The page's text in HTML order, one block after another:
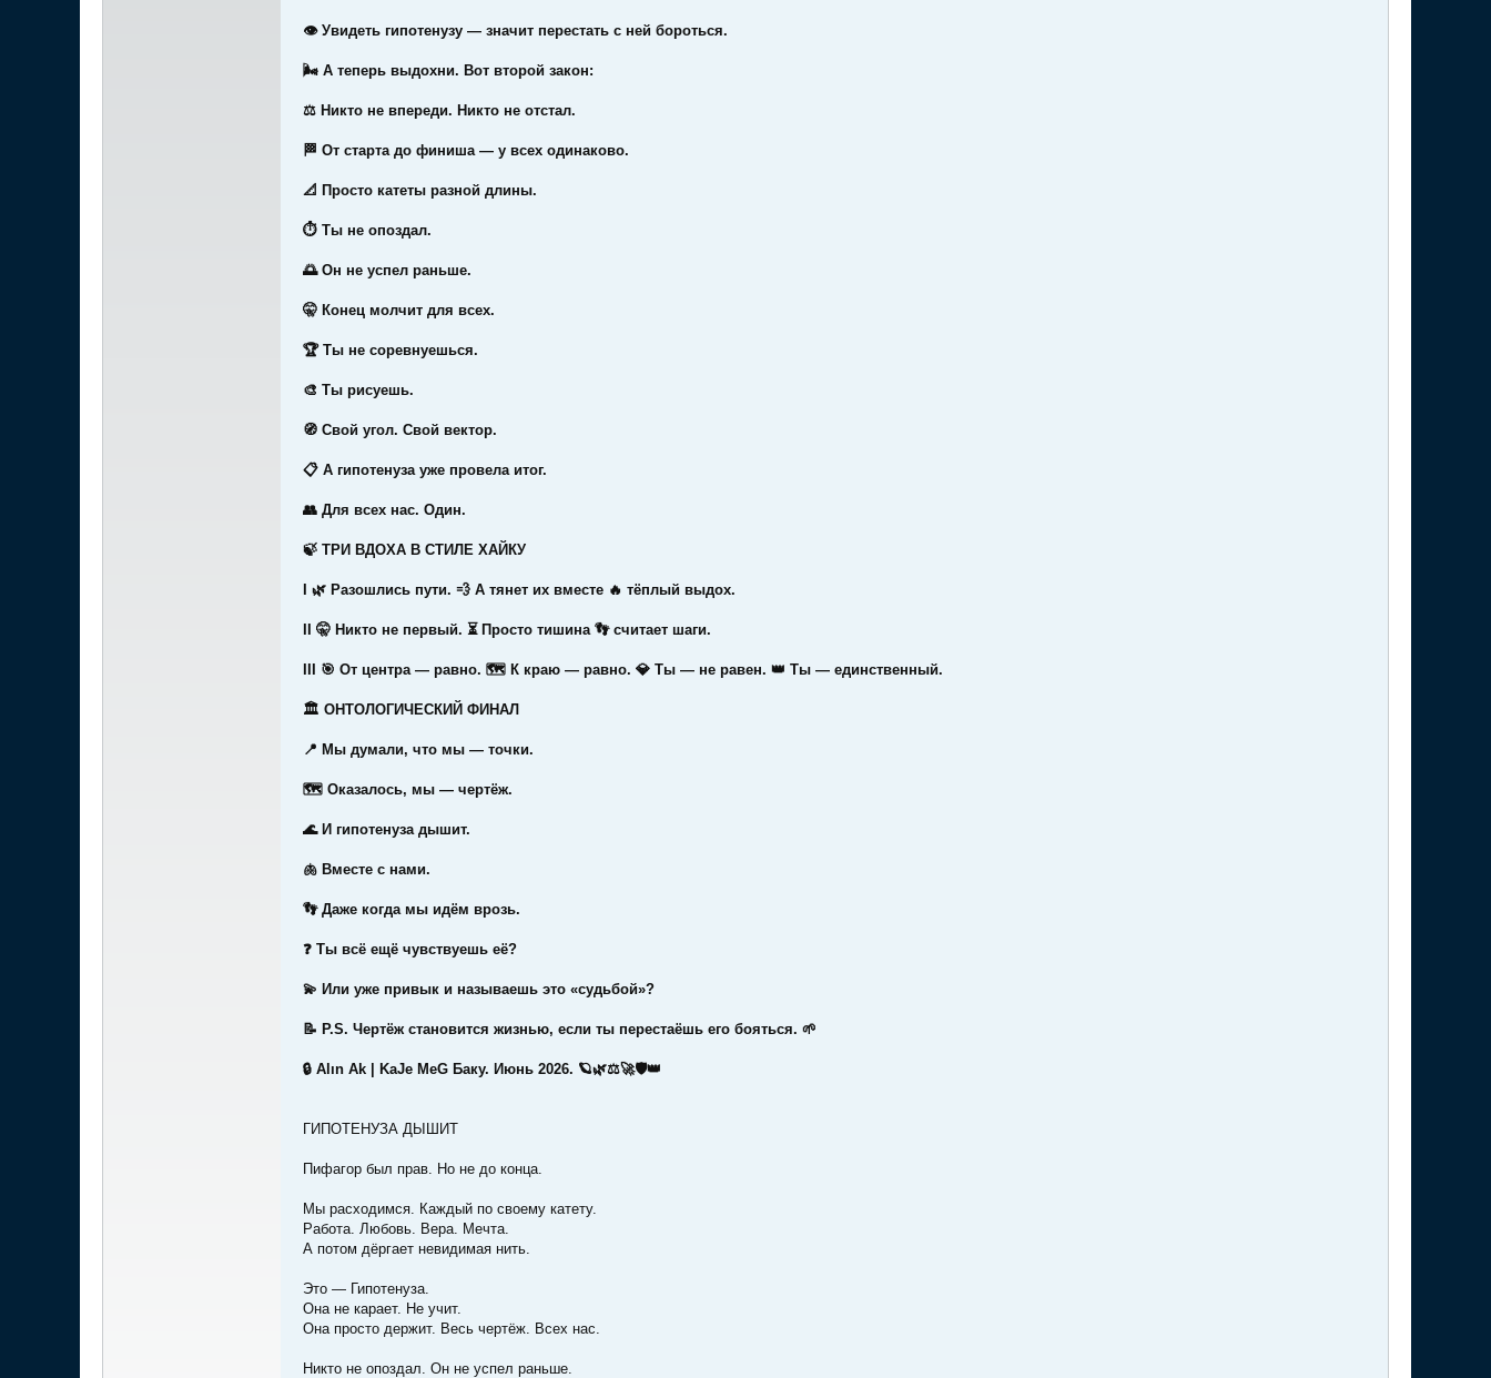
👁 Увидеть гипотенузу — значит перестать с ней бороться.
🌬 А теперь выдохни. Вот второй закон:
⚖️ Никто не впереди. Никто не отстал.
🏁 От старта до финиша — у всех одинаково.
📐 Просто катеты разной длины.
⏱ Ты не опоздал.
🌅 Он не успел раньше.
🤫 Конец молчит для всех.
🏆 Ты не соревнуешься.
🎨 Ты рисуешь.
🧭 Свой угол. Свой вектор.
📋 А гипотенуза уже провела итог.
👥 Для всех нас. Один.
🍃 ТРИ ВДОХА В СТИЛЕ ХАЙКУ
I 🌿 Разошлись пути. 💨 А тянет их вместе 🔥 тёплый выдох.
II 🤫 Никто не первый. ⏳ Просто тишина 👣 считает шаги.
III 🎯 От центра — равно. 🗺 К краю — равно. 💎 Ты — не равен. 👑 Ты — единственный.
🏛 ОНТОЛОГИЧЕСКИЙ ФИНАЛ
📍 Мы думали, что мы — точки.
🗺 Оказалось, мы — чертёж.
🌊 И гипотенуза дышит.
🫁 Вместе с нами.
👣 Даже когда мы идём врозь.
❓ Ты всё ещё чувствуешь её?
💫 Или уже привык и называешь это «судьбой»?
📝 P.S. Чертёж становится жизнью, если ты перестаёшь его бояться. 🌱
🔒 Alın Ak | KaJe MeG Баку. Июнь 2026. 🪐🌿⚖️🚀🛡️👑
ГИПОТЕНУЗА ДЫШИТ
Пифагор был прав. Но не до конца.
Мы расходимся. Каждый по своему катету.
Работа. Любовь. Вера. Мечта.
А потом дёргает невидимая нить.
Это — Гипотенуза.
Она не карает. Не учит.
Она просто держит. Весь чертёж. Всех нас.
Никто не опоздал. Он не успел раньше.